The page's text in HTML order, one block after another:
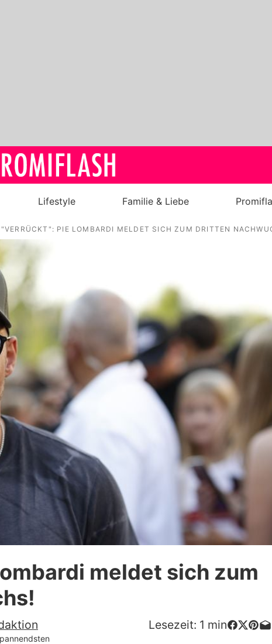
Royals
Filme & Serien
Lifestyle
Familie & Liebe
Promiflash Exklusiv
Themen auf Promiflash
Jobs
App runterladen
Team
Richtlinien
Impressum
Nutzungsbedingungen
Utiq verwalten
Lifestyle Familie & Liebe
"VERRÜCKT": PIE LOMBARDI MELDET SICH ZUM DRITTEN
meldet sich zum
Lesezeit: 1 min